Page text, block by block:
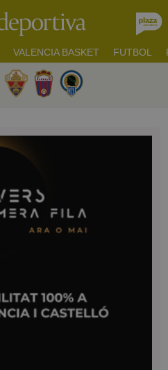
VALENCIA BASKET FUTBOL